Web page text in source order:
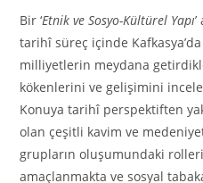
Bir ‘Etnik ve Sosyo-Kültürel Yapı
tarihî süreç içinde
milliyetlerin meydana
kökenlerini ve gelişimini
Konuya tarihî perspektiften
olan çeşitli kavim ve
grupların oluşumundaki
amaçlanmakta ve sosyal